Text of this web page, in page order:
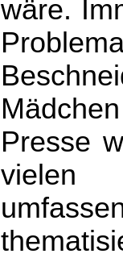
wäre.
Presse